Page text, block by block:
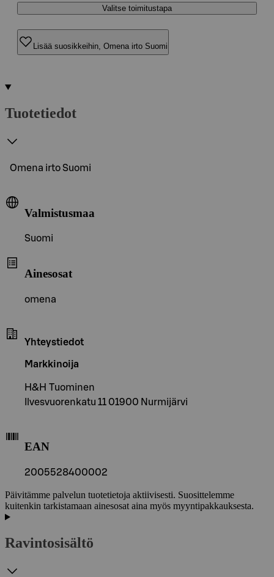
Valitse toimitustapa
Lisää suosikkeihin, Omena irto Suomi
Tuotetiedot
Omena irto Suomi
Valmistusmaa
Suomi
Ainesosat
omena
Yhteystiedot
Markkinoija
H&H Tuominen
Ilvesvuorenkatu 11 01900 Nurmijärvi
EAN
2005528400002
Päivitämme palvelun tuotetietoja aktiivisesti. Suosittelemme
kuitenkin tarkistamaan ainesosat aina myös myyntipakkauksesta.
Ravintosisältö